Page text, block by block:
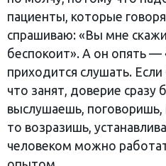
пациенты, которые
спрашиваю: «Вы мне
беспокоит». А он опять —
приходится слушать. Если
что занят, доверие
выслушаешь, поговоришь,
то возразишь,
человеком можно